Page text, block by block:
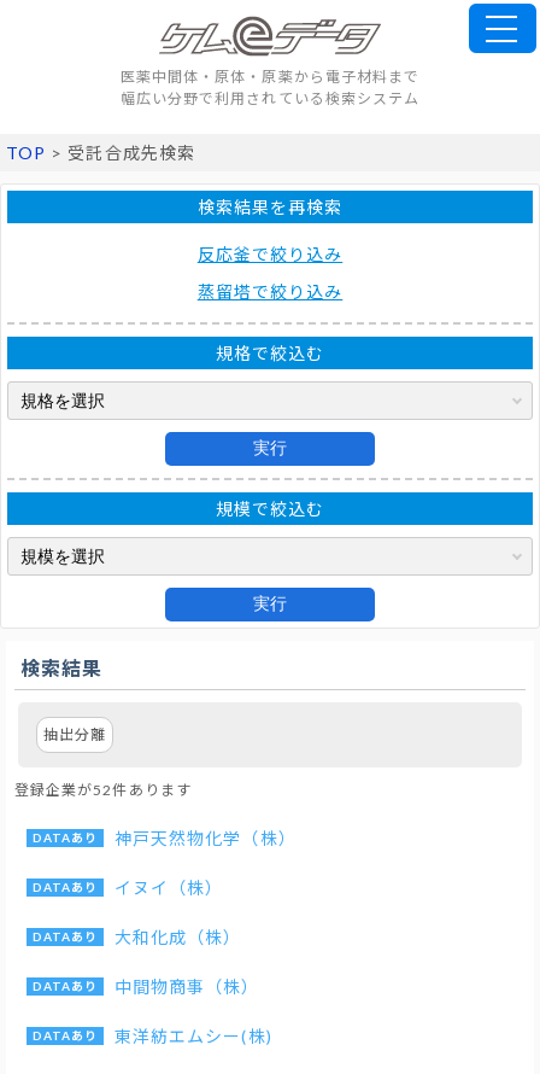
医薬中間体・原体・原薬から電子材料まで
幅広い分野で利用されている検索システム
TOP > 受託合成先検索
検索結果を再検索
反応釜で絞り込み
蒸留塔で絞り込み
規格で絞込む
実行
規模で絞込む
実行
検索結果
抽出分離
登録企業が52件あります
神戸天然物化学（株）
イヌイ（株）
大和化成（株）
中間物商事（株）
東洋紡エムシー(株)